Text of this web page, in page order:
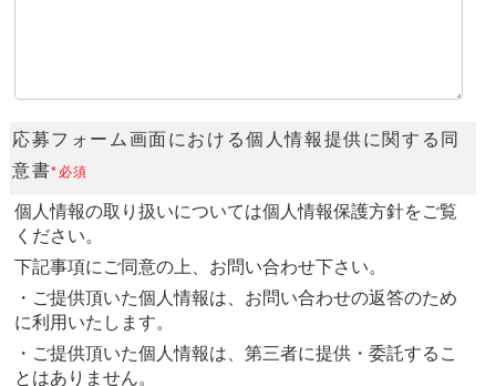
応募フォーム画面における個人情報提供に関する同
意書*必須
個人情報の取り扱いについては個人情報保護方針をご覧
ください。
下記事項にご同意の上、お問い合わせ下さい。
・ご提供頂いた個人情報は、お問い合わせの返答のため
に利用いたします。
・ご提供頂いた個人情報は、第三者に提供・委託するこ
とはありません。